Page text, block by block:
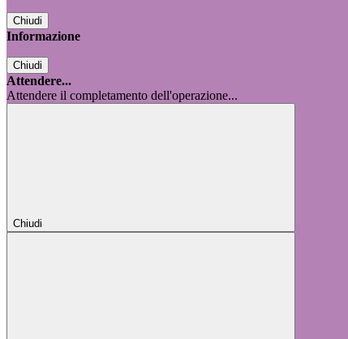
Chiudi
Informazione
Chiudi
Attendere...
Attendere il completamento dell'operazione...
Chiudi